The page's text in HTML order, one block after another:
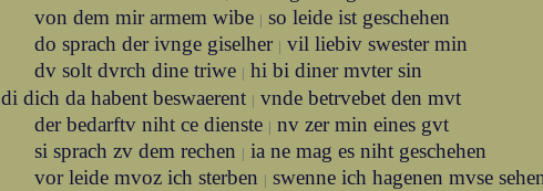
von dem mir armem wibe | so leide ist geschehen
do sprach der ivnge giselher | vil liebiv swester min
dv solt dvrch dine triwe | hi bi diner mvter sin
di dich da habent beswaerent | vnde betrvebet den mvt
der bedarftv niht ce dienste | nv zer min eines gvt
si sprach zv dem rechen | ia ne mag es niht geschehen
vor leide mvoz ich sterben | swenne ich hagenen mvse